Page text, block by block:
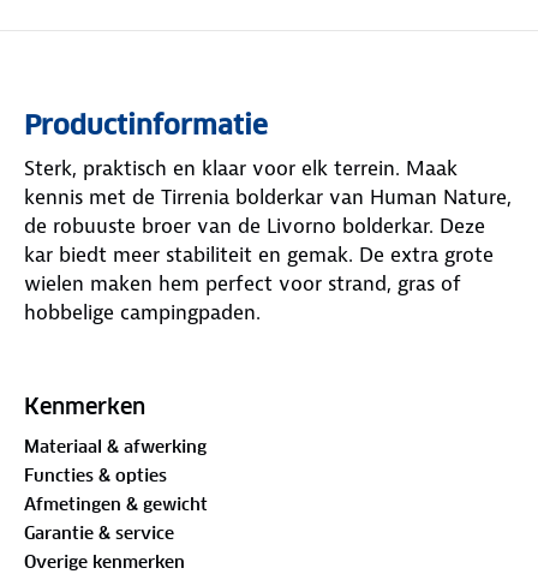
Productinformatie
Sterk, praktisch en klaar voor elk terrein. Maak
kennis met de Tirrenia bolderkar van Human Nature,
de robuuste broer van de Livorno bolderkar. Deze
kar biedt meer stabiliteit en gemak. De extra grote
wielen maken hem perfect voor strand, gras of
hobbelige campingpaden.
uitstekende terreinvaardigheid. De vier stille wielen,
uitgerust met bredere banden die moeiteloos over
oneffenheden rijden. Dat maakt het trekken, duwen
of manoeuvreren van de kar een stuk makkelijker.
Ook als hij volgeladen is en je over los zand of ruw
terrein moet.
Kenmerken
Materiaal & afwerking
Functies & opties
Afmetingen & gewicht
Garantie & service
Overige kenmerken